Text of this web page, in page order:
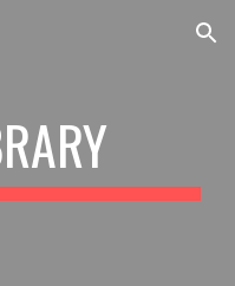
Skip to navigation